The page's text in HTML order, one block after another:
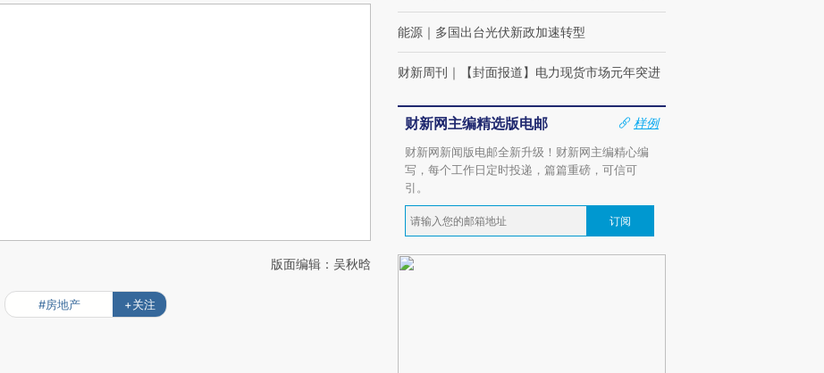
版面编辑：吴秋晗
#房地产 +关注
能源 ｜ 多国出台光伏新政加速转型
财新周刊 ｜ 【封面报道】电力现货市场元年突进
财新网主编精选版电邮
样例
财新网新闻版电邮全新升级！财新网主编精心编
写，每个工作日定时投递，篇篇重磅，可信可
引。
订阅